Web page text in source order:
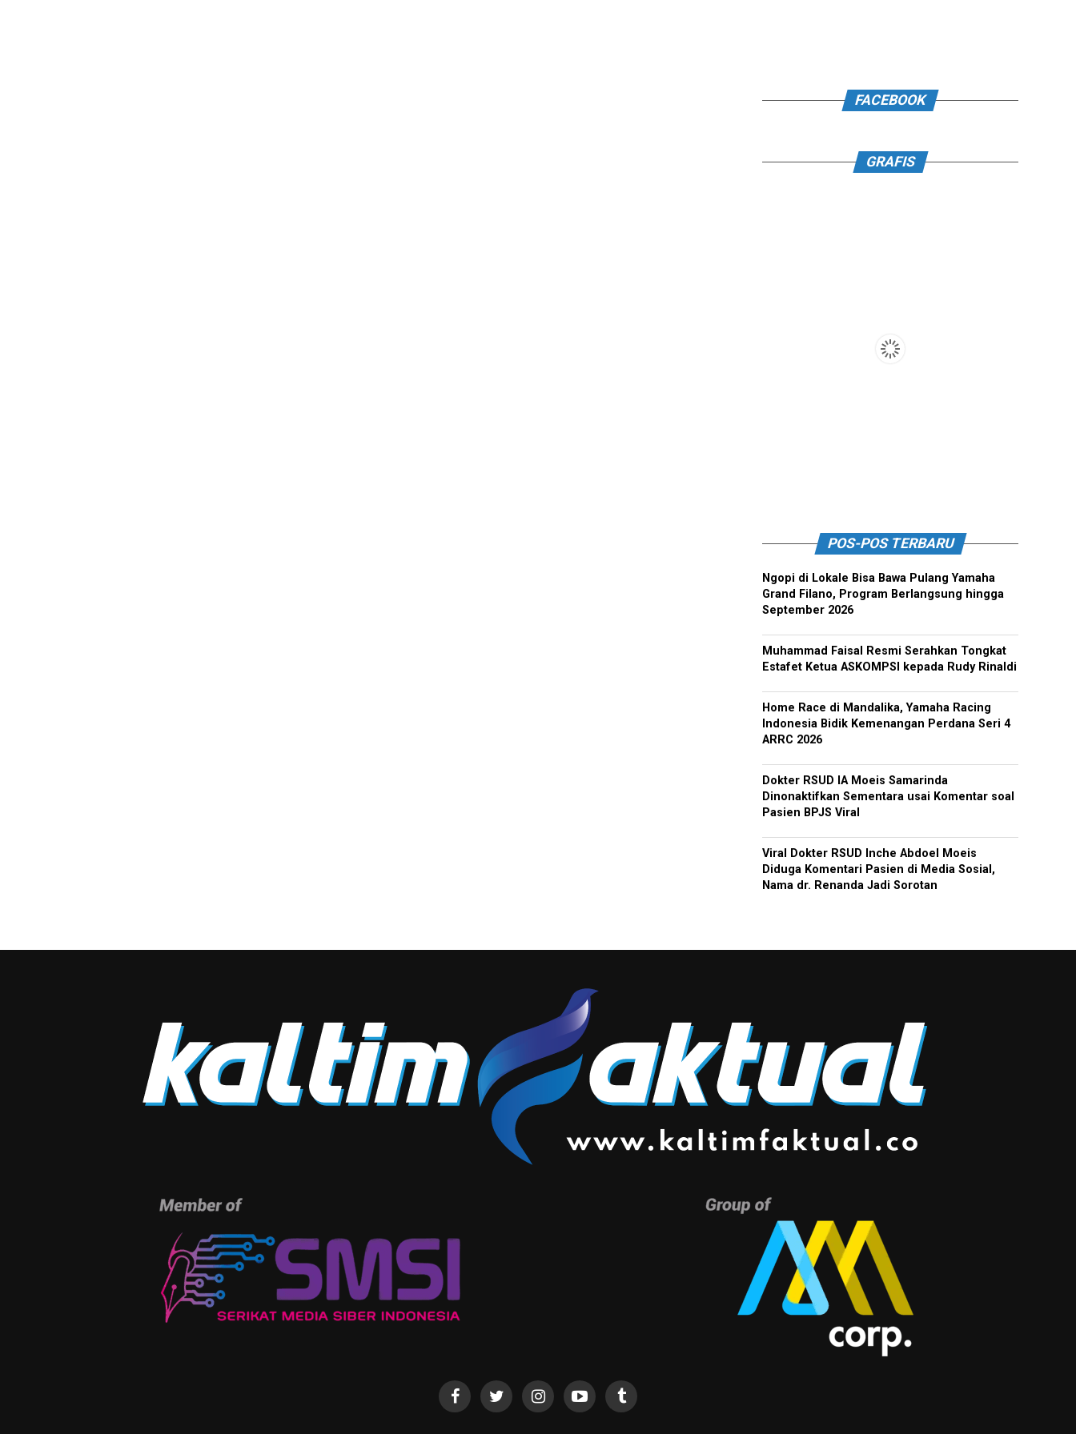
FACEBOOK
GRAFIS
POS-POS TERBARU
Ngopi di Lokale Bisa Bawa Pulang Yamaha
Grand Filano, Program Berlangsung hingga
September 2026
Muhammad Faisal Resmi Serahkan Tongkat
Estafet Ketua ASKOMPSI kepada Rudy Rinaldi
Home Race di Mandalika, Yamaha Racing
Indonesia Bidik Kemenangan Perdana Seri 4
ARRC 2026
Dokter RSUD IA Moeis Samarinda
Dinonaktifkan Sementara usai Komentar soal
Pasien BPJS Viral
Viral Dokter RSUD Inche Abdoel Moeis
Diduga Komentari Pasien di Media Sosial,
Nama dr. Renanda Jadi Sorotan